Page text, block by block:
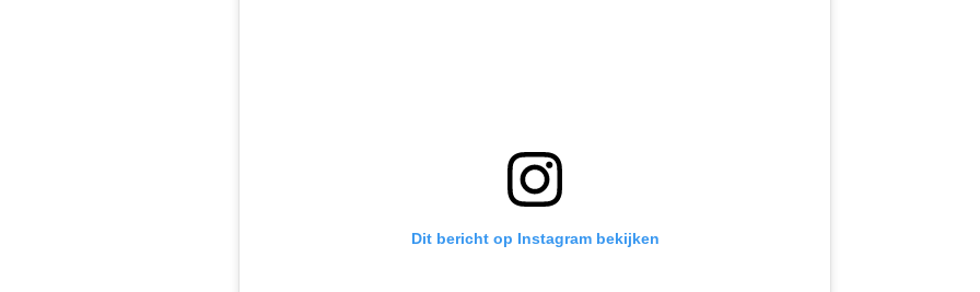
Dit bericht op Instagram bekijken